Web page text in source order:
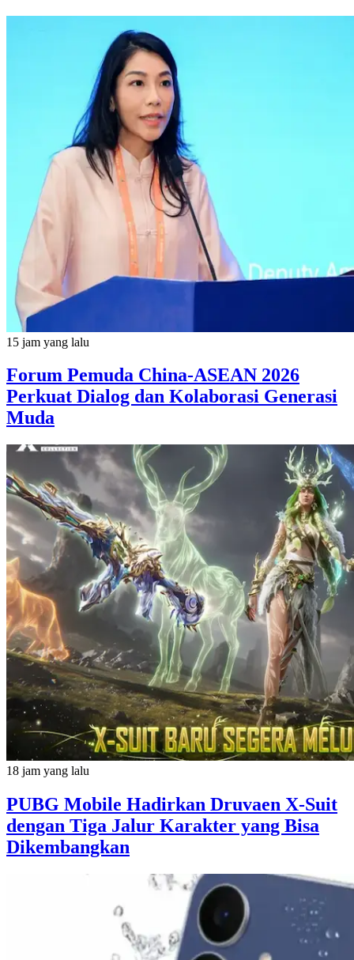
15 jam yang lalu
Forum Pemuda China-ASEAN 2026
Perkuat Dialog dan Kolaborasi Generasi
Muda
18 jam yang lalu
PUBG Mobile Hadirkan Druvaen X-Suit
dengan Tiga Jalur Karakter yang Bisa
Dikembangkan